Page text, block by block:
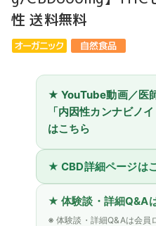
性 送料無料
★ YouTube動画／医
「内因性カンナビノ
はこちら
★ CBD詳細ページは
★ 体験談・詳細Q&A
※ 体験談・詳細Q&Aは会員